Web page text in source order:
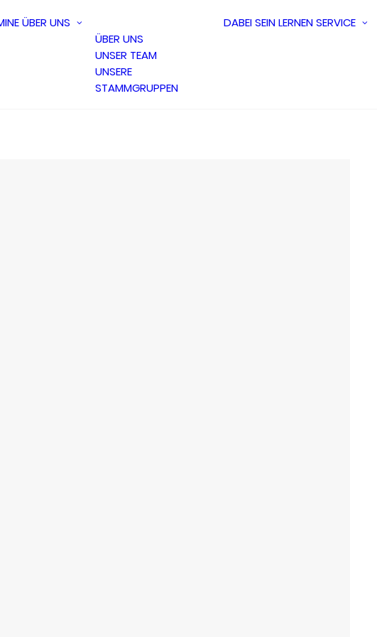
ÜBER UNS
ÜBER UNS
UNSER TEAM
UNSERE
STAMMGRUPPEN
DABEI SEINLERNENSERVICE